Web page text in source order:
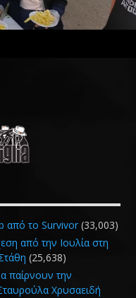
από το Survivor (33,003)
από την Ιουλία στη
(25,638)
παίρνουν την
Χρυσαειδή